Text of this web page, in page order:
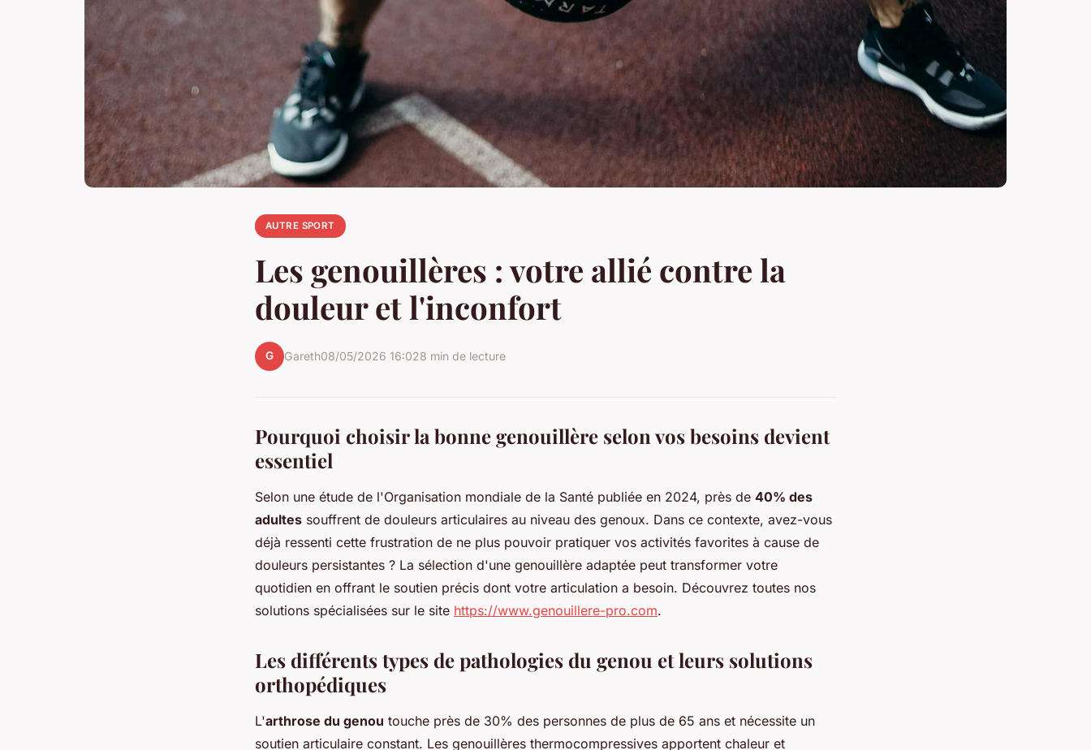
AUTRE SPORT
Les genouillères : votre allié contre la
douleur et l'inconfort
G Gareth08/05/2026 16:028 min de lecture
Pourquoi choisir la bonne genouillère selon vos besoins devient
essentiel
Selon une étude de l'Organisation mondiale de la Santé publiée en 2024, près de 40% des
adultes souffrent de douleurs articulaires au niveau des genoux. Dans ce contexte, avez-vous
déjà ressenti cette frustration de ne plus pouvoir pratiquer vos activités favorites à cause de
douleurs persistantes ? La sélection d'une genouillère adaptée peut transformer votre
quotidien en offrant le soutien précis dont votre articulation a besoin. Découvrez toutes nos
solutions spécialisées sur le site https://www.genouillere-pro.com.
Les différents types de pathologies du genou et leurs solutions
orthopédiques
L'arthrose du genou touche près de 30% des personnes de plus de 65 ans et nécessite un
soutien articulaire constant. Les genouillères thermocompressives apportent chaleur et